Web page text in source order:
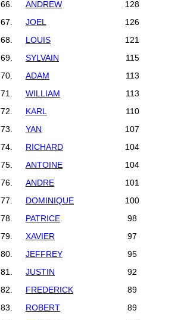
66.
ANDREW
128
67.
JOEL
126
68.
LOUIS
121
69.
SYLVAIN
115
70.
ADAM
113
71.
WILLIAM
113
72.
KARL
110
73.
YAN
107
74.
RICHARD
104
75.
ANTOINE
104
76.
ANDRE
101
77.
DOMINIQUE
100
78.
PATRICE
98
79.
XAVIER
97
80.
JEFFREY
95
81.
JUSTIN
92
82.
FREDERICK
89
83.
ROBERT
89